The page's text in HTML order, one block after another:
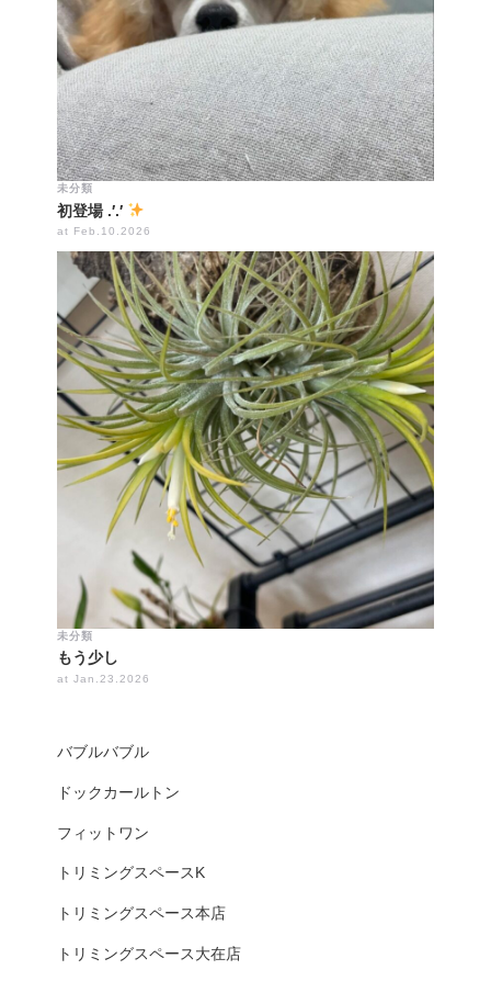
バブルバブル
ドックカールトン
フィットワン
トリミングスペースK
トリミングスペース本店
トリミングスペース大在店
未分類
初登場 .′.′
at Feb.10.2026
未分類
もう少し
at Jan.23.2026